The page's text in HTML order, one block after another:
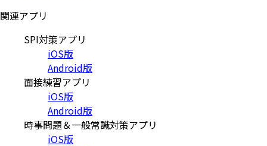
関連アプリ
SPI対策アプリ
iOS版
Android版
面接練習アプリ
iOS版
Android版
時事問題＆一般常識対策アプリ
iOS版